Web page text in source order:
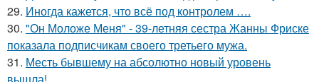
29. Иногда кажется, что всё под контролем ….
30. "Он Моложе Меня" - 39-летняя сестра Жанны Фриске
показала подписчикам своего третьего мужа.
31. Месть бывшему на абсолютно новый уровень